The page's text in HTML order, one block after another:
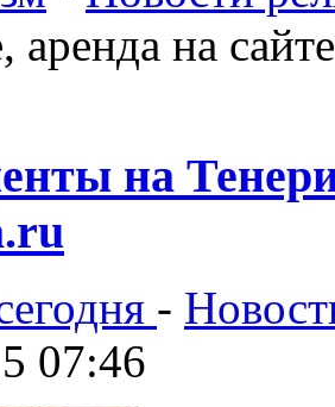
аренда на
на
-
07:46